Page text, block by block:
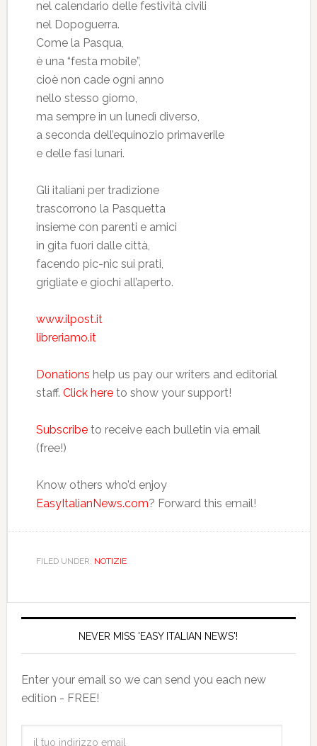
nel calendario delle festività civili
nel Dopoguerra.
Come la Pasqua,
è una “festa mobile”,
cioè non cade ogni anno
nello stesso giorno,
ma sempre in un lunedì diverso,
a seconda dell’equinozio primaverile
e delle fasi lunari.
Gli italiani per tradizione
trascorrono la Pasquetta
insieme con parenti e amici
in gita fuori dalle città,
facendo pic-nic sui prati,
grigliate e giochi all’aperto.
www.ilpost.it
libreriamo.it
Donations help us pay our writers and editorial
staff. Click hereto show your support!
Subscribeto receive each bulletin via email
(free!)
Know others who’d enjoy
EasyItalianNews.com? Forward this email!
FILED UNDER: NOTIZIE
NEVER MISS 'EASY ITALIAN NEWS'!
Enter your email so we can send you each new
edition - FREE!